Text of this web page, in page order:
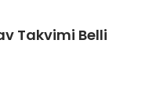
Takvimi Belli